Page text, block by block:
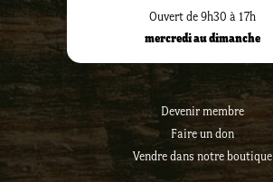
Ouvert de 9h30 à 17h
mercredi au dimanche
Devenir membre
Faire un don
Vendre dans notre boutique